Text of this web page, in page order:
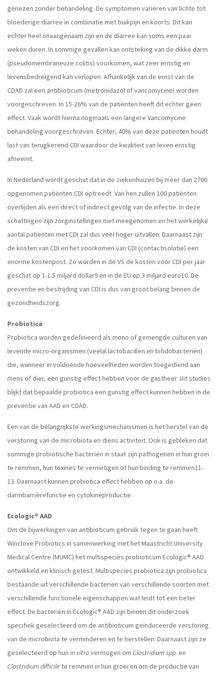
genezen zonder behandeling. De symptomen variëren van lichte tot
bloederige diarree in combinatie met buikpijn en koorts. Dit kan
echter heel onaangenaam zijn en de diarree kan soms een paar
weken duren. In sommige gevallen kan ontsteking van de dikke darm
(pseudomembraneuze colitis) voorkomen, wat zeer ernstig en
levensbedreigend kan verlopen. Afhankelijk van de ernst van de
CDAD zal een antibioticum (metronidazol of vancomycine) worden
voorgeschreven. In 15-26% van de patiënten heeft dit echter geen
effect. Vaak wordt hierna nogmaals een langere Vancomycine
behandeling voorgeschreven. Echter, 40% van deze patiënten houdt
last van terugkerend CDI waardoor de kwaliteit van leven ernstig
afneemt.
In Nederland wordt geschat dat in de ziekenhuizen bij meer dan 2700
opgenomen patiënten CDI optreedt. Van hen zullen 100 patiënten
overlijden als een direct of indirect gevolg van de infectie. In deze
schattingen zijn zorginstellingen niet meegenomen en het werkelijke
aantal patiënten met CDI zal dus veel hoger uitvallen. Daarnaast zijn
de kosten van CDI en het voorkomen van CDI (contactisolatie) een
enorme kostenpost. Zo worden in de VS de kosten voor CDI per jaar
geschat op 1-1.5 miljard dollar9 en in de EU op 3 miljard euro10. De
preventie en bestrijding van CDI is dus van groot belang binnen de
gezondheidszorg.
Probiotica
Probiotica worden gedefinieerd als mono of gemengde culturen van
levende micro-organismen (veelal lactobacillen en bifidobacteriën)
die, wanneer in voldoende hoeveelheden worden toegediend aan
mens of dier, een gunstig effect hebben voor de gastheer. Uit studies
blijkt dat bepaalde probiotica een gunstig effect kunnen hebben in de
preventie van AAD en CDAD.
Een van de belangrijkste werkingsmechanismen is het herstel van de
verstoring van de microbiota en diens activiteit. Ook is gebleken dat
sommige probiotische bacteriën in staat zijn pathogenen in hun groei
te remmen, hun toxines te vernietigen of hun binding te remmen11-
13. Daarnaast kunnen probiotica effect hebben op o.a. de
darmbarrièrefunctie en cytokineproductie.
Ecologic® AAD
Om de bijwerkingen van antibioticum gebruik tegen te gaan heeft
Winclove Probiotics in samenwerking met het Maastricht University
Medical Centre (MUMC) het multispecies probioticum Ecologic® AAD
ontwikkeld en klinisch getest. Multispecies probiotica zijn probiotica
bestaande uit verschillende bacteriën van verschillende soorten met
verschillende functionele eigenschappen wat leidt tot een beter
effect. De bacteriën in Ecologic® AAD zijn binnen dit onderzoek
specifiek geselecteerd om de antibioticum geïnduceerde verstoring
van de microbiota te verminderen en te herstellen. Daarnaast zijn ze
geselecteerd op hun in vitrovermogen om Clostridium spp. en
Clostridium difficilete remmen in hun groei en om de productie van